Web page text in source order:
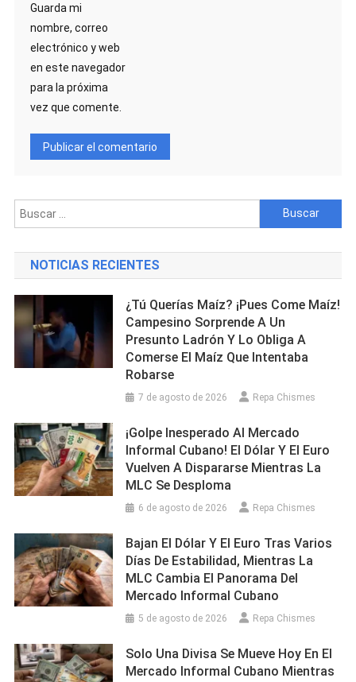
Guarda mi
nombre, correo
electrónico y web
en este navegador
para la próxima
vez que comente.
Buscar:
NOTICIAS RECIENTES
¿Tú Querías Maíz? ¡Pues Come Maíz!
Campesino Sorprende A Un
Presunto Ladrón Y Lo Obliga A
Comerse El Maíz Que Intentaba
Robarse
7 de agosto de 2026 Repa Chismes
¡Golpe Inesperado Al Mercado
Informal Cubano! El Dólar Y El Euro
Vuelven A Dispararse Mientras La
MLC Se Desploma
6 de agosto de 2026 Repa Chismes
Bajan El Dólar Y El Euro Tras Varios
Días De Estabilidad, Mientras La
MLC Cambia El Panorama Del
Mercado Informal Cubano
5 de agosto de 2026 Repa Chismes
Solo Una Divisa Se Mueve Hoy En El
Mercado Informal Cubano Mientras